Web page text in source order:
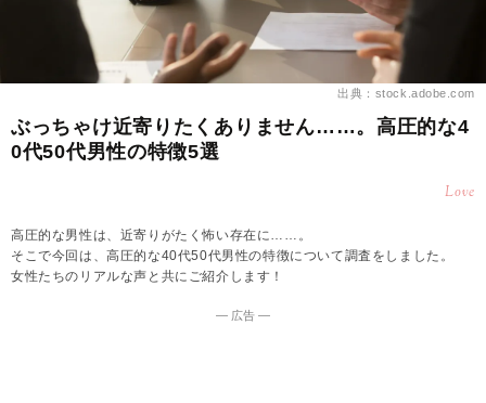
出典：stock.adobe.com
ぶっちゃけ近寄りたくありません……。高圧的な4
0代50代男性の特徴5選
Love
高圧的な男性は、近寄りがたく怖い存在に……。
そこで今回は、高圧的な40代50代男性の特徴について調査をしました。
女性たちのリアルな声と共にご紹介します！
― 広告 ―